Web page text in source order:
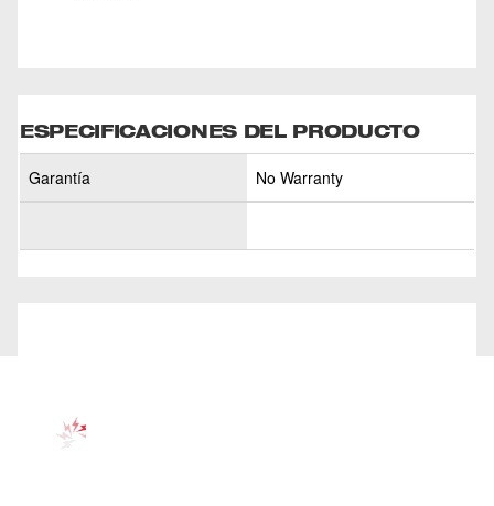
ESPECIFICACIONES DEL PRODUCTO
Garantía No Warranty